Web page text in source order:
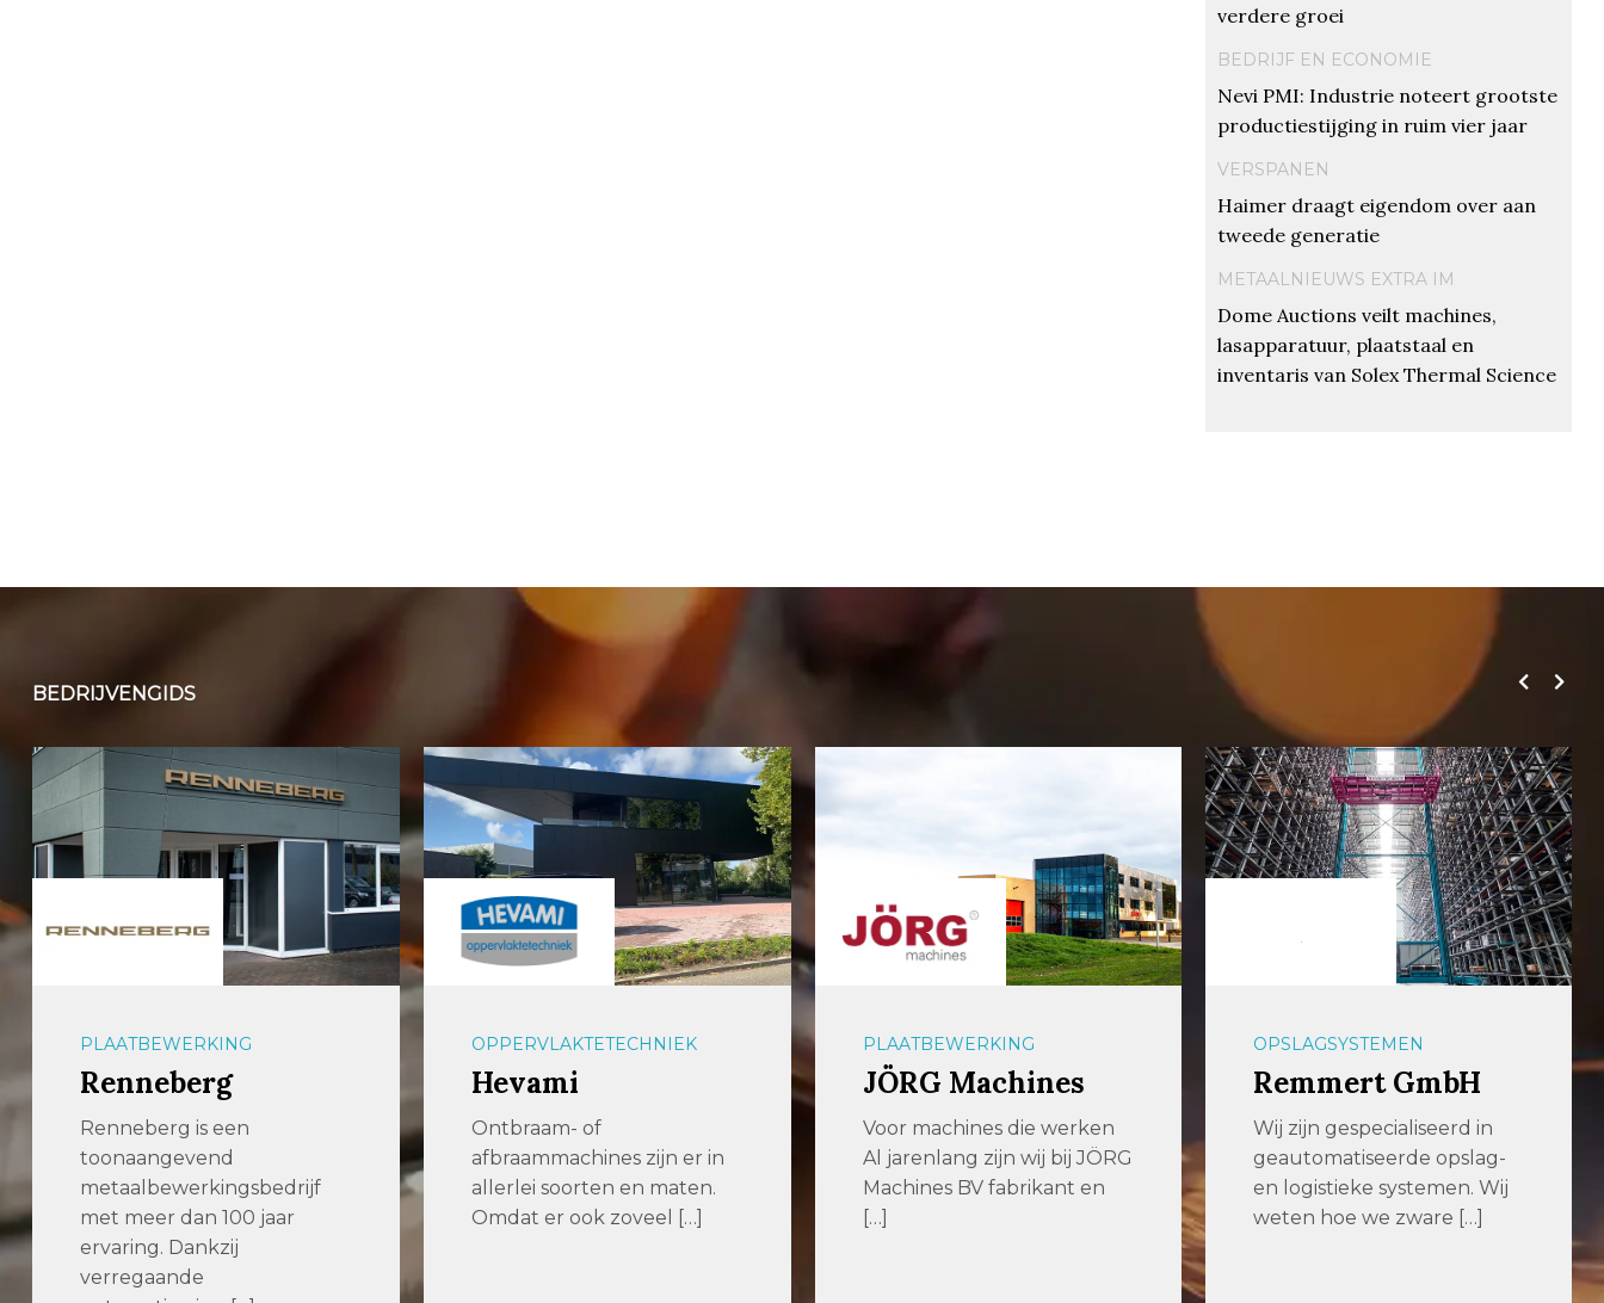
verdere groei
BEDRIJF EN ECONOMIE
Nevi PMI: Industrie noteert grootste
productiestijging in ruim vier jaar
VERSPANEN
Haimer draagt eigendom over aan
tweede generatie
METAALNIEUWS EXTRA IM
Dome Auctions veilt machines,
lasapparatuur, plaatstaal en
inventaris van Solex Thermal Science
BEDRIJVENGIDS
PLAATBEWERKING
Renneberg
Renneberg is een
toonaangevend
metaalbewerkingsbedrijf
met meer dan 100 jaar
ervaring. Dankzij
verregaande
OPPERVLAKTETECHNIEK
Hevami
Ontbraam- of
afbraammachines zijn er in
allerlei soorten en maten.
Omdat er ook zoveel […]
PLAATBEWERKING
JÖRG Machines
Voor machines die werken
Al jarenlang zijn wij bij JÖRG
Machines BV fabrikant en
[…]
OPSLAGSYSTEMEN
Remmert GmbH
Wij zijn gespecialiseerd in
geautomatiseerde opslag-
en logistieke systemen. Wij
weten hoe we zware […]